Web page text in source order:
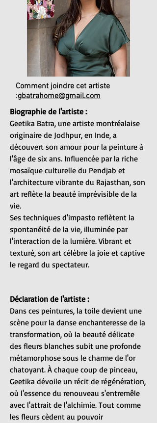
Comment joindre cet artiste
:gbatrahome@gmail.com
Biographie de l'artiste :
Geetika Batra, une artiste montréalaise
originaire de Jodhpur, en Inde, a
découvert son amour pour la peinture à
l'âge de six ans. Influencée par la riche
mosaïque culturelle du Pendjab et
l'architecture vibrante du Rajasthan, son
art reflète la beauté imprévisible de la
vie.
Ses techniques d'impasto reflètent la
spontanéité de la vie, illuminée par
l'interaction de la lumière. Vibrant et
texturé, son art célèbre la joie et captive
le regard du spectateur.
Déclaration de l'artiste :
Dans ces peintures, la toile devient une
scène pour la danse enchanteresse de la
transformation, où la beauté délicate
des fleurs blanches subit une profonde
métamorphose sous le charme de l'or
chatoyant. À chaque coup de pinceau,
Geetika dévoile un récit de régénération,
où l'essence du renouveau s'entremêle
avec l'attrait de l'alchimie. Tout comme
les fleurs cèdent au pouvoir